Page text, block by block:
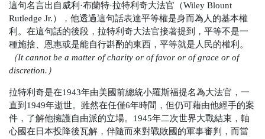
這句名言出自威利·布蘭特·拉特利奇大法官（Wiley Blount
Rutledge Jr.），他透過這句話表達平等權是身而為人的基本權
利。在這句話的後段，拉特利奇大法官接著提到，平等不是一
種施捨、恩惠或是能自行斟酌的東西，平等就是人民的權利。
（It cannot be a matter of charity or of favor or of grace or of
discretion.）
拉特利奇是在1943年由美國前總統小羅斯福提名為大法官，一
直到1949年逝世。雖然在任僅6年時間，但仍可藉由他經手的案
件，了解他擁護自由派的立場。1945年二次世界大戰結束，軸
心國在日本投降後瓦解，伴隨而來對戰敗國的軍事審判，而當